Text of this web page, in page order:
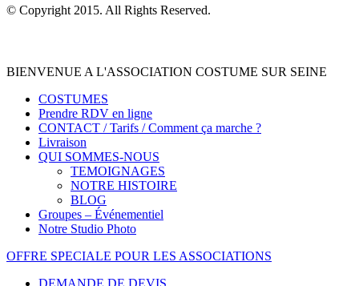
© Copyright 2015. All Rights Reserved.
BIENVENUE A L'ASSOCIATION COSTUME SUR SEINE
COSTUMES
Prendre RDV en ligne
CONTACT / Tarifs / Comment ça marche ?
Livraison
QUI SOMMES-NOUS
TEMOIGNAGES
NOTRE HISTOIRE
BLOG
Groupes – Événementiel
Notre Studio Photo
OFFRE SPECIALE POUR LES ASSOCIATIONS